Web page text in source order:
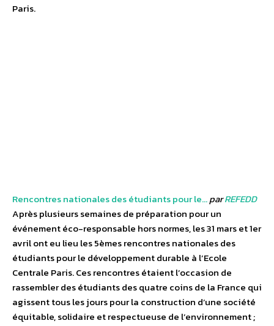
Paris.
Rencontres nationales des étudiants pour le…parREFEDD
Après plusieurs semaines de préparation pour un
événement éco-responsable hors normes, les 31 mars et 1er
avril ont eu lieu les 5èmes rencontres nationales des
étudiants pour le développement durable à l’Ecole
Centrale Paris. Ces rencontres étaient l’occasion de
rassembler des étudiants des quatre coins de la France qui
agissent tous les jours pour la construction d’une société
équitable, solidaire et respectueuse de l’environnement ;